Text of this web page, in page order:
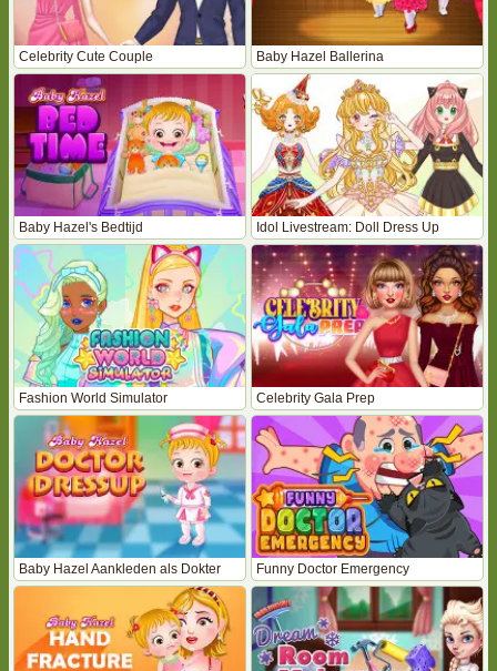
Celebrity Cute Couple Baby Hazel Ballerina
Baby Hazel's Bedtijd Idol Livestream: Doll Dress Up
Fashion World Simulator Celebrity Gala Prep
Baby Hazel Aankleden als Dokter Funny Doctor Emergency